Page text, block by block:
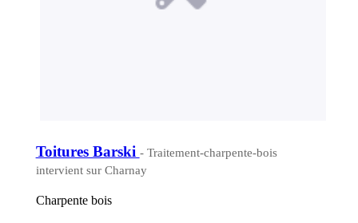
Toitures Barski - Traitement-charpente-bois
intervient sur Charnay
Charpente bois